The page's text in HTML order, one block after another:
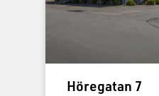
Höregatan 7